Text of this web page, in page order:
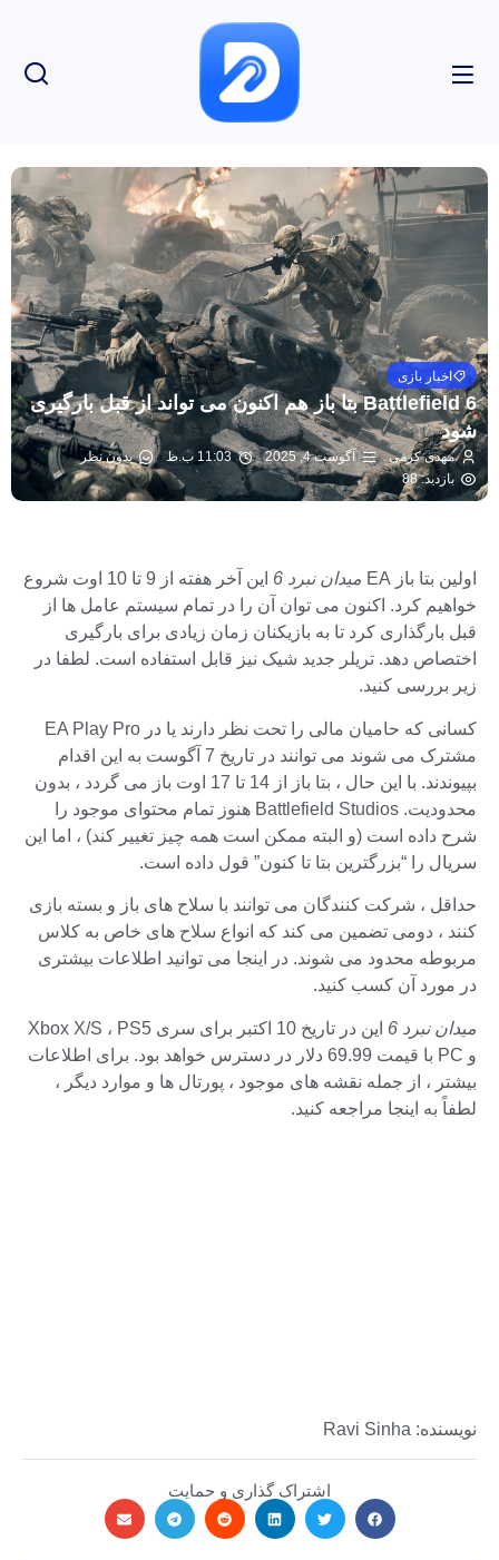
اخبار بازی
Battlefield 6 بتا باز هم اکنون می تواند از قبل بارگیری
شود
مهدی کرمی آگوست 4, 2025 11:03 ب.ظ
بدون نظر
بازدید: 88
اولین بتا باز EA میدان نبرد 6
این آخر هفته از 9 تا 10 اوت شروع
خواهیم کرد. اکنون می توان آن را در تمام سیستم عامل ها از
قبل بارگذاری کرد تا به بازیکنان زمان زیادی برای بارگیری
اختصاص دهد. تریلر جدید شیک نیز قابل استفاده است. لطفا در
زیر بررسی کنید.
کسانی که حامیان مالی را تحت نظر دارند یا در EA Play Pro
مشترک می شوند می توانند در تاریخ 7 آگوست به این اقدام
بپیوندند. با این حال ، بتا باز از 14 تا 17 اوت باز می گردد ، بدون
محدودیت. Battlefield Studios هنوز تمام محتوای موجود را
شرح داده است (و البته ممکن است همه چیز تغییر کند) ، اما این
سریال را “بزرگترین بتا تا کنون” قول داده است.
حداقل ، شرکت کنندگان می توانند با سلاح های باز و بسته بازی
کنند ، دومی تضمین می کند که انواع سلاح های خاص به کلاس
مربوطه محدود می شوند. در اینجا می توانید اطلاعات بیشتری
در مورد آن کسب کنید.
میدان نبرد 6
این در تاریخ 10 اکتبر برای سری Xbox X/S ، PS5
و PC با قیمت 69.99 دلار در دسترس خواهد بود. برای اطلاعات
بیشتر ، از جمله نقشه های موجود ، پورتال ها و موارد دیگر ،
لطفاً به اینجا مراجعه کنید.
نویسنده: Ravi Sinha
اشتراک گذاری و حمایت